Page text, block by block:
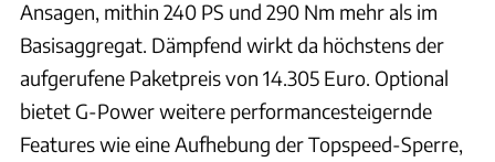
Ansagen, mithin 240 PS und 290 Nm mehr als im
Basisaggregat. Dämpfend wirkt da höchstens der
aufgerufene Paketpreis von 14.305 Euro. Optional
bietet G-Power weitere performancesteigernde
Features wie eine Aufhebung der Topspeed-Sperre,